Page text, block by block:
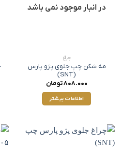
در انبار موجود نمی باشد
چراغ
مه شکن چپ جلوی پژو پارس
(SNT)
808.000تومان
اطلاعات بیشتر